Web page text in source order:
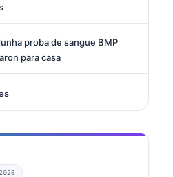
proba de sangue BMP
para casa